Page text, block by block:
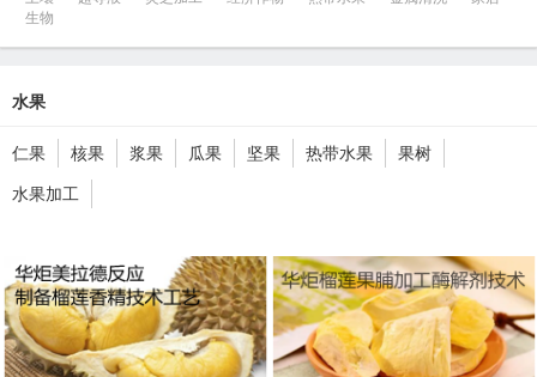
生物
水果
仁果 核果 浆果 瓜果 坚果 热带水果 果树
水果加工